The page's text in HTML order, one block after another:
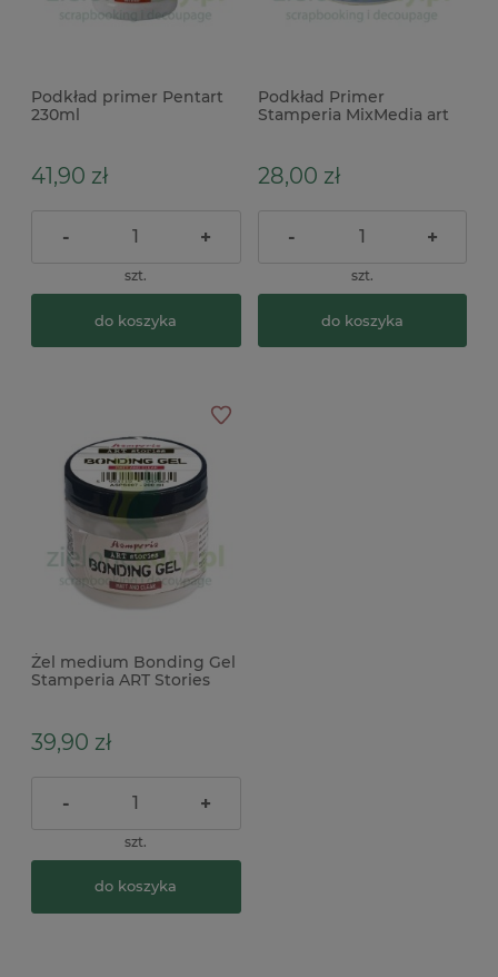
Podkład primer Pentart
230ml
41,90 zł
- +
szt.
do koszyka
Podkład Primer
Stamperia MixMedia art
28,00 zł
- +
szt.
do koszyka
Żel medium Bonding Gel
Stamperia ART Stories
39,90 zł
- +
szt.
do koszyka